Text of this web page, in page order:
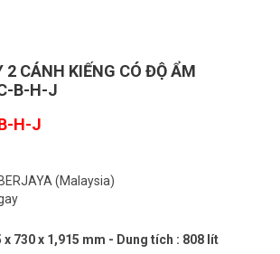
2 CÁNH KIẾNG CÓ ĐỘ ẨM
B-H-J
H-J
(Malaysia)
730 x 1,915 mm - Dung tích : 808 lít